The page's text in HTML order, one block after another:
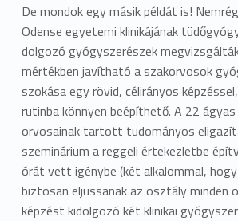
De mondok egy másik példát is!
Odense egyetemi klinikájának
dolgozó gyógyszerészek
mértékben javítható a szakorvosok
szokása egy rövid, célirányos
rutinba könnyen beépíthető. A 22
orvosainak tartott tudományos
szeminárium a reggeli értekezletbe
órát vett igénybe (két alkalommal,
biztosan eljussanak az osztály minden
képzést kidolgozó két klinikai